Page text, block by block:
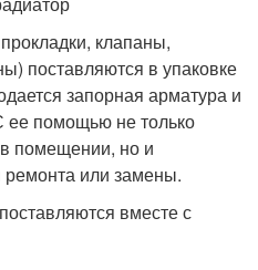
клапаны,
поставляются в упаковке
запорная арматура и
ее помощью не только
помещении, но и
или замены.
вместе с